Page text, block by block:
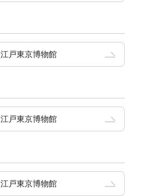
江戸東京博物館
江戸東京博物館
江戸東京博物館